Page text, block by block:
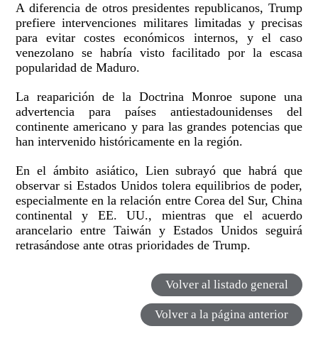
A diferencia de otros presidentes republicanos, Trump
prefiere intervenciones militares limitadas y precisas
para evitar costes económicos internos, y el caso
venezolano se habría visto facilitado por la escasa
popularidad de Maduro.
La reaparición de la Doctrina Monroe supone una
advertencia para países antiestadounidenses del
continente americano y para las grandes potencias que
han intervenido históricamente en la región.
En el ámbito asiático, Lien subrayó que habrá que
observar si Estados Unidos tolera equilibrios de poder,
especialmente en la relación entre Corea del Sur, China
continental y EE. UU., mientras que el acuerdo
arancelario entre Taiwán y Estados Unidos seguirá
retrasándose ante otras prioridades de Trump.
Volver al listado general
Volver a la página anterior